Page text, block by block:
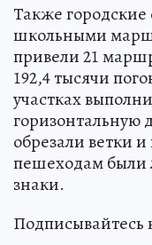
Также
школьными
привели 21
192,4 тысячи
участках
горизонтальную
обрезали ветки
пешеходам
знаки.
Подписывайтесь